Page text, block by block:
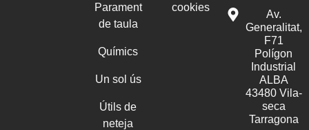
Parament
de taula
Químics
Un sol ús
Útils de
neteja
cookies
Av.
Generalitat,
F71
Polígon
Industrial
ALBA
43480 Vila-
seca
Tarragona